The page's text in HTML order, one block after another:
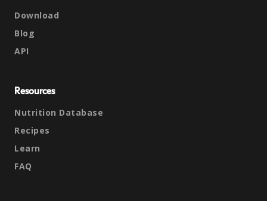
Download
Blog
API
Resources
Nutrition Database
Recipes
Learn
FAQ